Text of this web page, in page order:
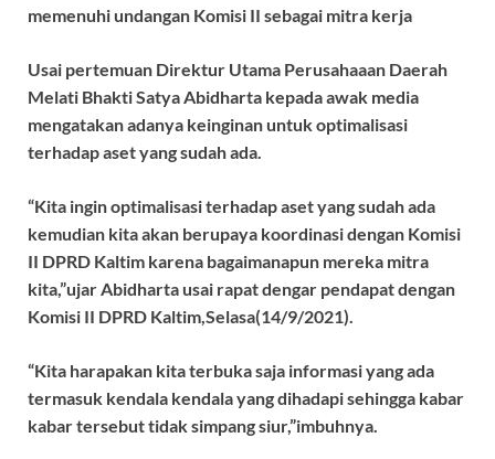
memenuhi undangan Komisi II sebagai mitra kerja
Usai pertemuan Direktur Utama Perusahaaan Daerah
Melati Bhakti Satya Abidharta kepada awak media
mengatakan adanya keinginan untuk optimalisasi
terhadap aset yang sudah ada.
“Kita ingin optimalisasi terhadap aset yang sudah ada
kemudian kita akan berupaya koordinasi dengan Komisi
II DPRD Kaltim karena bagaimanapun mereka mitra
kita,”ujar Abidharta usai rapat dengar pendapat dengan
Komisi II DPRD Kaltim,Selasa(14/9/2021).
“Kita harapakan kita terbuka saja informasi yang ada
termasuk kendala kendala yang dihadapi sehingga kabar
kabar tersebut tidak simpang siur,”imbuhnya.